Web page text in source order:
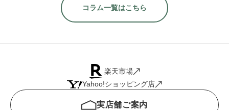
コラム一覧はこちら
楽天市場
Yahoo!ショッピング店
実店舗ご案内